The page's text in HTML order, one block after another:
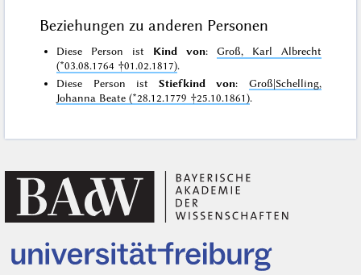
Beziehungen zu anderen Personen
Diese Person ist Kind von: Groß, Karl Albrecht
(*03.08.1764 †01.02.1817).
Diese Person istStiefkind von: Groß|Schelling,
Johanna Beate (*28.12.1779 †25.10.1861).